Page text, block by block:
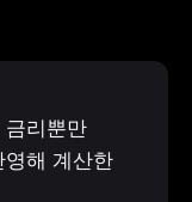
금리뿐만
해 계산한